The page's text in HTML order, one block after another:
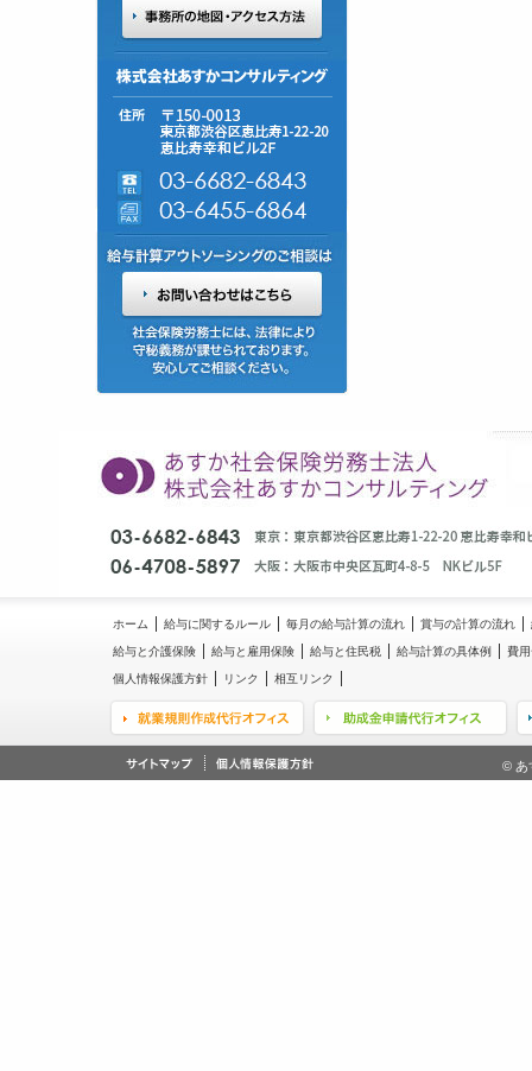
ホーム 給与に関するルール 毎月の給与計算の流れ 賞与の計算の流れ
給与と介護保険 給与と雇用保険 給与と住民税 給与計算の具体例 費
個人情報保護方針 リンク 相互リンク
© あ